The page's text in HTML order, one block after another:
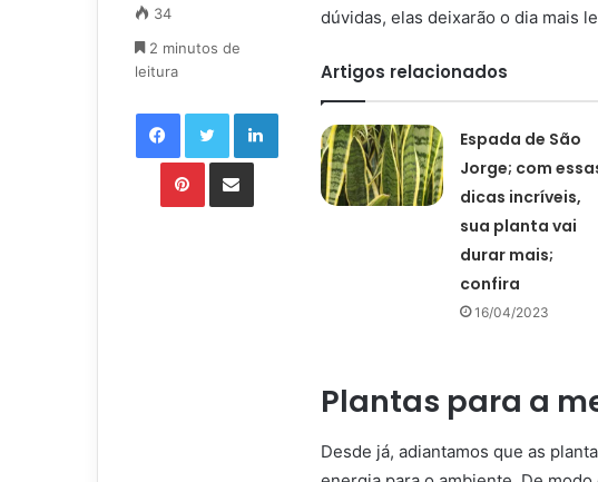
dúvidas, elas deixarão o dia mais
Artigos relacionados
Espada de São
Jorge; com
dicas incríveis,
sua planta vai
durar mais;
confira
16/04/2023
Plantas para a
Desde já, adiantamos que as
34
2 minutos de
leitura
FacebookTwitterLinkedin
PinterestCompartilhar via e-mail